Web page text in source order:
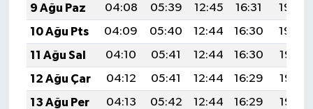
9 Ağu Paz
04:08 05:39 12:45 16:31
19:40
10 Ağu Pts
04:09 05:40 12:44 16:30
19:39
11 Ağu Sal
04:10 05:41 12:44 16:30
19:38
12 Ağu Çar
04:12 05:41 12:44 16:29
19:37
13 Ağu Per
04:13 05:42 12:44 16:29
19:36